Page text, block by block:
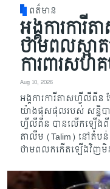
ពត៌មាន
អង្គការការី
ថាមពលស្អាត
ការពារសហ
Aug 10, 2026
អង្គការការីតាសហ្វីលីពីន
យ៉ាងផុសផុលរបស់ សន្និ
ហ្វីលីពីន បានលើកឡើងពី
តាលីម (Talim) នៅតំបន់
ថាមពលកកើតឡើងវិញ